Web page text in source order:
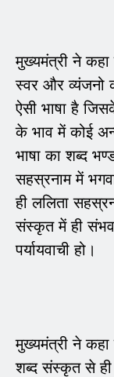
मुख्यमंत्री ने
स्वर और व्यंजनो
ऐसी भाषा है
के भाव में कोई
भाषा का शब्द
सहस्रनाम में
ही ललिता
संस्कृत में ही
पर्यायवाची हो।
मुख्यमंत्री ने
शब्द संस्कृत से